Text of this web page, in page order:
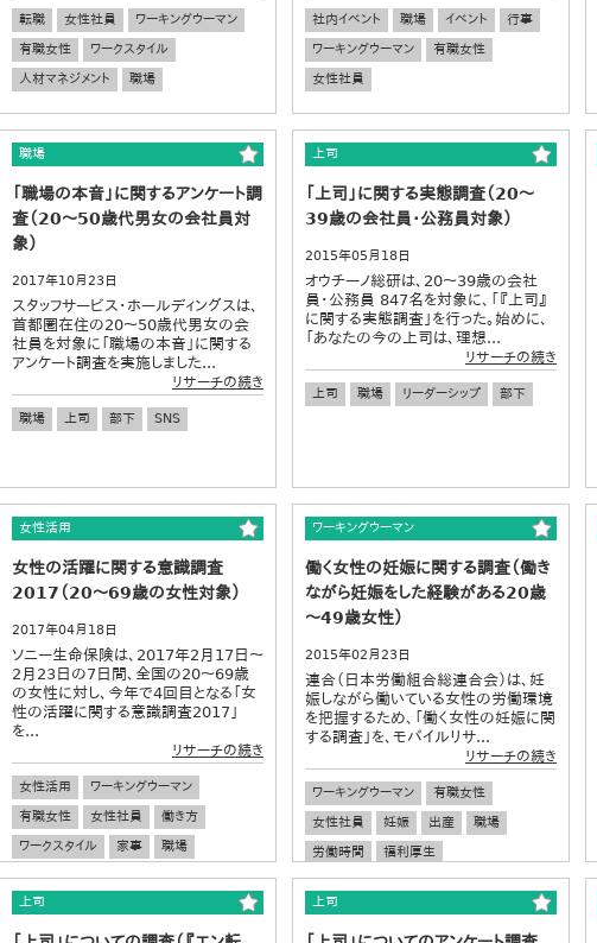
転職 女性社員
ワーキングウーマン
有職女性
ワークスタイル
人材マネジメント
職場
社内イベント 職場 イベント
行事
ワーキングウーマン
有職女性
女性社員
職場
「職場の本音」に関するアンケート調
査（20～50歳代男女の会社員対
象）
2017年10月23日
スタッフサービス・ホールディングスは、
首都圏在住の20～50歳代男女の会
社員を対象に「職場の本音」に関する
アンケート調査を実施しました...
リサーチの続き
職場 上司 部下 SNS
上司
「上司」に関する実態調査（20～
39歳の会社員・公務員対象）
2015年05月18日
オウチーノ総研は、20～39歳の会社
員・公務員 847名を対象に、「『上司』
に関する実態調査」を行った。始めに、
「あなたの今の上司は、理想...
リサーチの続き
上司 職場 リーダーシップ 部下
女性活用
女性の活躍に関する意識調査
2017（20～69歳の女性対象）
2017年04月18日
ソニー生命保険は、2017年2月17日～
2月23日の7日間、全国の20～69歳
の女性に対し、今年で4回目となる「女
性の活躍に関する意識調査2017」
を...
リサーチの続き
女性活用
ワーキングウーマン
有職女性
女性社員
働き方
ワークスタイル
家事 職場
ワーキングウーマン
働く女性の妊娠に関する調査（働き
ながら妊娠をした経験がある20歳
～49歳女性）
2015年02月23日
連合（日本労働組合総連合会）は、妊
娠しながら働いている女性の労働環境
を把握するため、「働く女性の妊娠に関
する調査」を、モバイルリサ...
リサーチの続き
ワーキングウーマン
有職女性
女性社員
妊娠 出産
職場
労働時間
福利厚生
上司 上司